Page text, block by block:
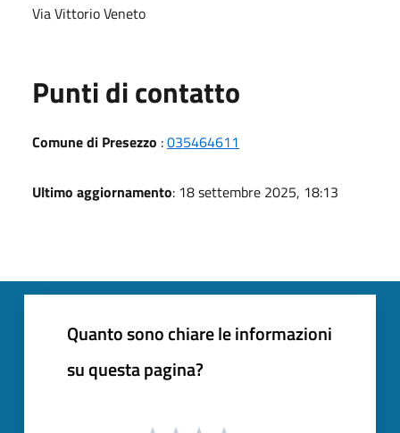
Via Vittorio Veneto
Punti di contatto
Comune di Presezzo :035464611
Ultimo aggiornamento: 18 settembre 2025, 18:13
Quanto sono chiare le informazioni
su questa pagina?